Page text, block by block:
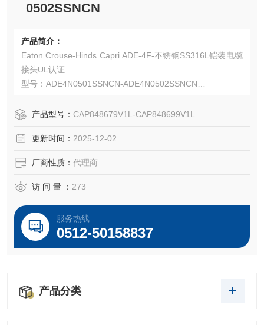
0502SSNCN
产品简介：
Eaton Crouse-Hinds Capri ADE-4F-不锈钢SS316L铠装电缆
接头UL认证
型号：ADE4N0501SSNCN-ADE4N0502SSNCN
Capri ADE-4F 防爆且安全性更高的铠装电缆接头。
型配合使用。
产品型号： CAP848679V1L-CAP848699V1L
更新时间： 2025-12-02
厂商性质： 代理商
访 问 量 ： 273
服务热线
0512-50158837
产品分类